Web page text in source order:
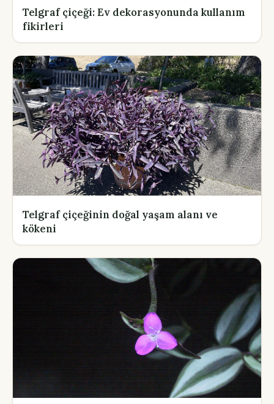
Telgraf çiçeği: Ev dekorasyonunda kullanım
fikirleri
Telgraf çiçeğinin doğal yaşam alanı ve
kökeni